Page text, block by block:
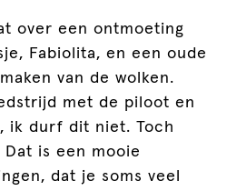
over een ontmoeting
Fabiolita, en een oude
van de wolken.
met de piloot en
ik durf dit niet. Toch
is een mooie
dat je soms veel